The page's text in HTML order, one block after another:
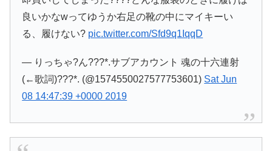
良いかなwってゆうか右足の靴の中にマイキーい
る、履けない? pic.twitter.com/Sfd9q1IqqD
— りっちゃ?ん???*.サブアカウント 魂の十六連射
(←歌詞)???*. (@1574550027577753601) Sat Jun
08 14:47:39 +0000 2019